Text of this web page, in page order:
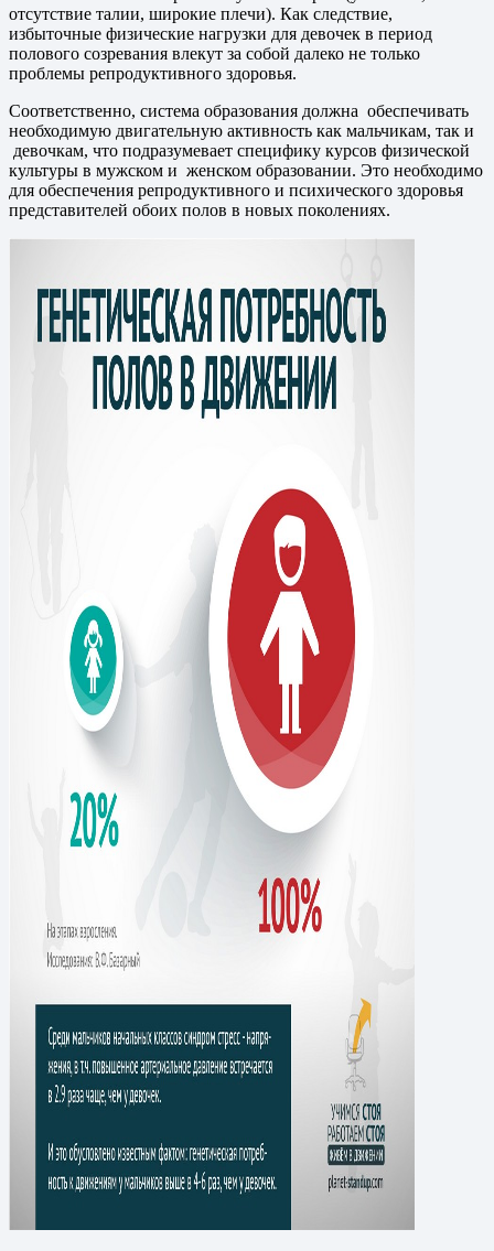
отсутствие талии, широкие плечи). Как следствие,
избыточные физические нагрузки для девочек в период
полового созревания влекут за собой далеко не только
проблемы репродуктивного здоровья.
Соответственно, система образования должна обеспечивать
необходимую двигательную активность как мальчикам, так и
девочкам, что подразумевает специфику курсов физической
культуры в мужском и женском образовании. Это необходимо
для обеспечения репродуктивного и психического здоровья
представителей обоих полов в новых поколениях.